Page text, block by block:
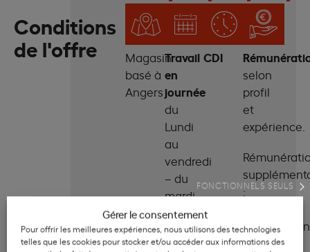
Gérer le consentement
Pour offrir les meilleures expériences, nous utilisons des technologies
telles que les cookies pour stocker et/ou accéder aux informations des
FONCTIONNELS SEULS
Conditions
de l'offre
Magasin
basé à
Angers
Travail
en
journée
du
Lundi
au
vendredi
– du
mardi
au
samedi
CDI
selon
profil
et
expérience.
:
–